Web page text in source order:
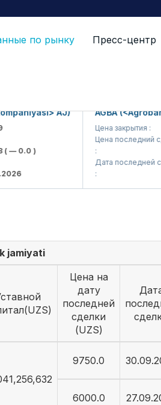
по рынку Пресс-центр
AJ)
)
AGBA (<Agrobank>
Цена закрытия :
Цена последний
Дата последней
jamiyati
Цена на
дату
последней
сделки
(UZS)
9750.0
6000.0